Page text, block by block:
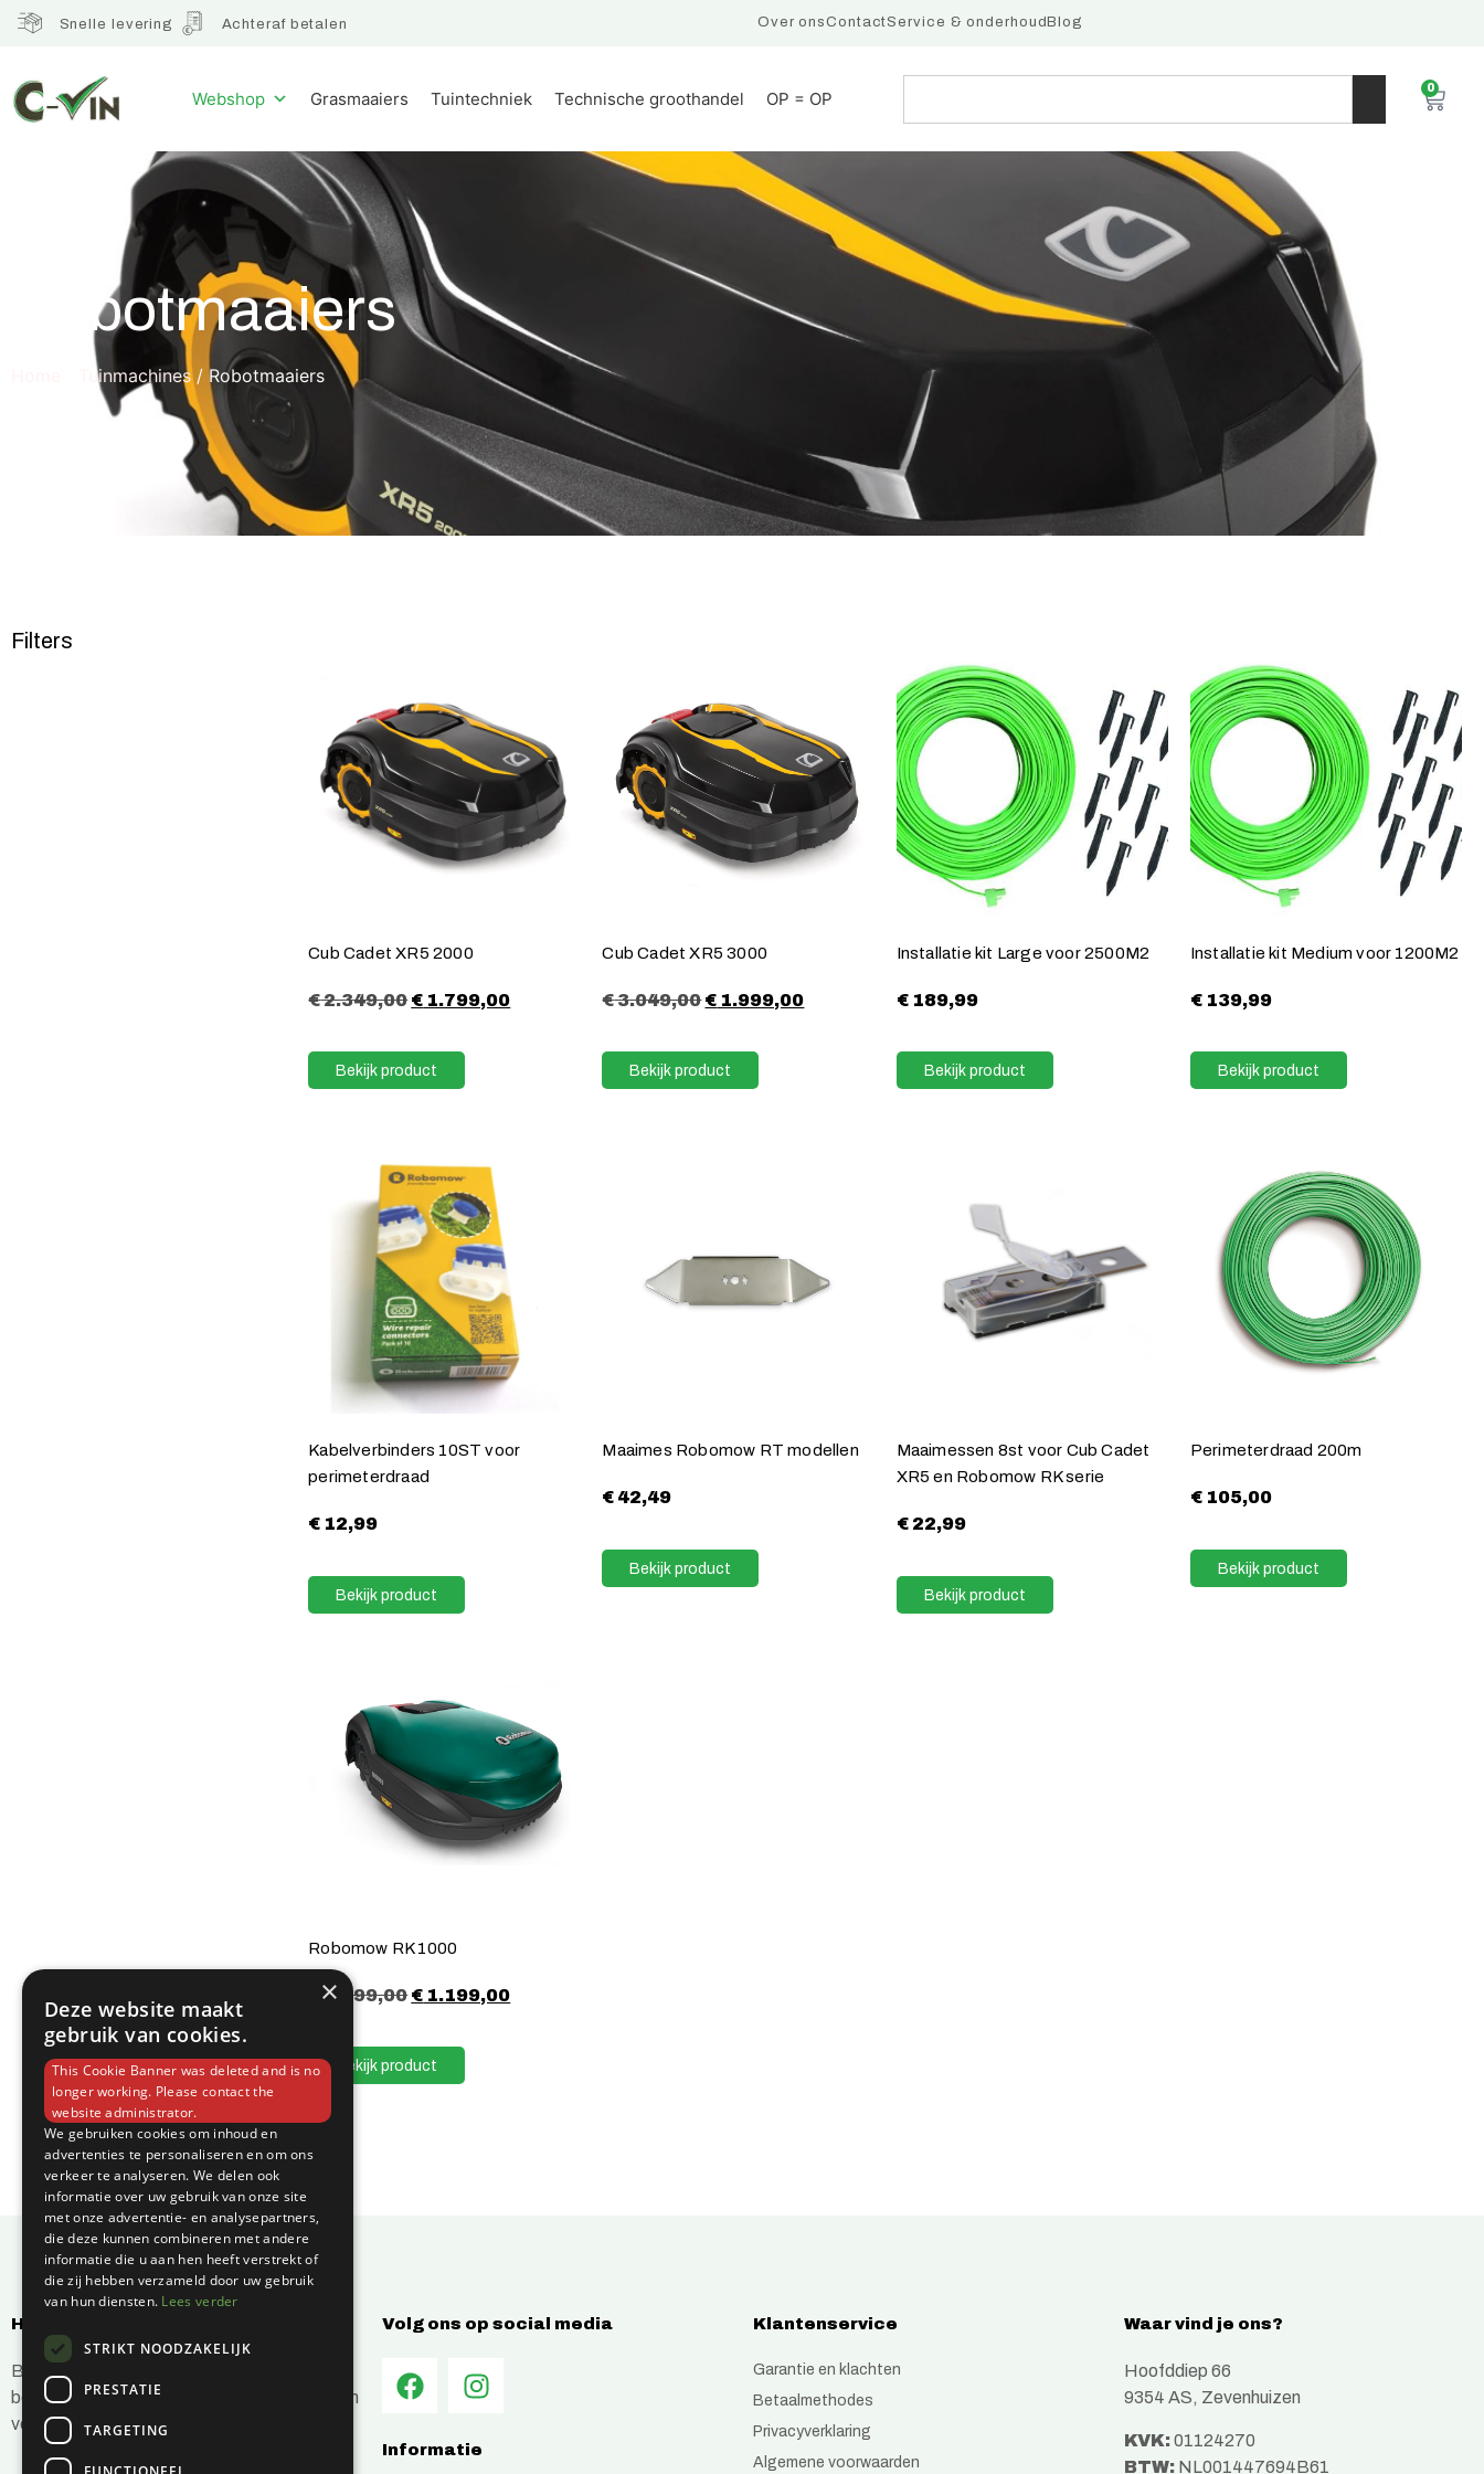
Snelle levering Achteraf betalen Over onsContactService & onderhoudBlog
Webshop Grasmaaiers Tuintechniek Technische groothandel OP = OP
0
Robotmaaiers
Tuinmachines/ Robotmaaiers
Filters
Cub Cadet XR5 2000
€2.349,00€1.799,00
Bekijk product
Cub Cadet XR5 3000
€3.049,00€1.999,00
Bekijk product
Installatie kit Large voor 2500M2
€189,99
Bekijk product
Installatie kit Medium voor 1200M2
€139,99
Bekijk product
Kabelverbinders 10ST voor
perimeterdraad
€ 12,99
Bekijk product
Maaimes Robomow RT modellen
€42,49
Bekijk product
Maaimessen 8st voor Cub Cadet
XR5 en Robomow RK serie
€22,99
Bekijk product
Perimeterdraad 200m
€105,00
Bekijk product
Robomow RK 1000
1.599,00€ 1.199,00
Bekijk product
Hoe kunnen wij jou helpen?
Bij C-Vin hebben wij alles in huis om je
bouwprojecten efficiënt en succesvol te laten
verlopen.
Volg ons op social media
Informatie
Klantenservice
Garantie en klachten
Betaalmethodes
Privacyverklaring
Algemene voorwaarden
Waar vind je ons?
Hoofddiep 66
9354 AS, Zevenhuizen
KVK:01124270
BTW:NL001447694B61
×
Deze website maakt
gebruik van cookies.
This Cookie Banner was deleted and is no
longer working. Please contact the
website administrator.
We gebruiken cookies om inhoud en
advertenties te personaliseren en om ons
verkeer te analyseren. We delen ook
informatie over uw gebruik van onze site
met onze advertentie- en analysepartners,
die deze kunnen combineren met andere
informatie die u aan hen heeft verstrekt of
die zij hebben verzameld door uw gebruik
van hun diensten. Lees verder
STRIKT NOODZAKELIJK
PRESTATIE
TARGETING